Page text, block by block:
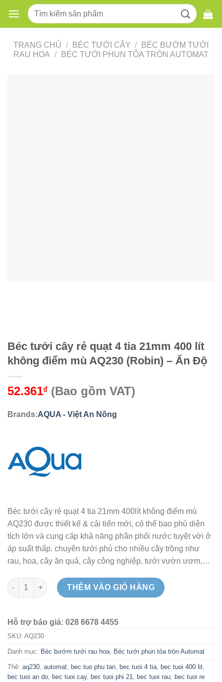
content
Tìm
kiếm:
TRANG CHỦ / BÉC TƯỚI CÂY /
BÉC BƯỚM TƯỚI
RAU HOA / BÉC TƯỚI PHUN TỎA TRÒN AUTOMAT
Béc tưới cây rẻ quạt 4 tia 21mm 400 lít
không điểm mù AQ230 (Robin) – Ấn Độ
52.361₫ (Bao gồm VAT)
Brands:AQUA - Việt An Nông
Béc tưới cây rẻ quạt 4 tia 21mm 400lít không điểm mù
AQ230 được thiết kế & cải tiến mới, có thể bao phủ diện
tích lớn và cung cấp khả năng phân phối nước tuyệt vời ở
áp suất thấp. chuyên tưới phủ cho nhiều cây trồng như
rau, hoa, cây ăn quả, cây công nghiệp, tưới vườn ươm,…
Béc tưới cây rẻ quạt 4 tia 21mm 400 lít không điểm mù AQ230
THÊM VÀO GIỎ HÀNG
Hỗ trợ báo giá: 028 6678 4455
SKU: AQ230
Danh mục: Béc bướm tưới rau hoa Béc tưới phun tỏa tròn Automat
Thẻ: aq230 automat bec tuo phu tan bec tuoi 4 tia bec tuoi 400 lit
bec tuoi an do bec tuoi cay, bec tuoi phi 21 bec tuoi rau bec tuoi re